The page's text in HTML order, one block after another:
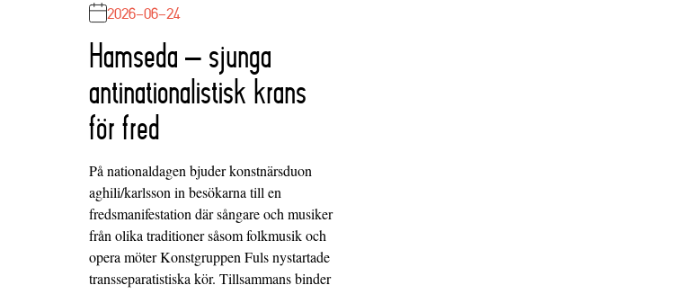
2026-06-24
Hamseda – sjunga
antinationalistisk krans
för fred
På nationaldagen bjuder konstnärsduon
aghili/karlsson in besökarna till en
fredsmanifestation där sångare och musiker
från olika traditioner såsom folkmusik och
opera möter Konstgruppen Fuls nystartade
transseparatistiska kör. Tillsammans binder